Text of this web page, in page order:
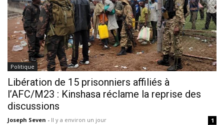
Politique
Libération de 15 prisonniers affiliés à
l’AFC/M23 : Kinshasa réclame la reprise des
discussions
Joseph Seven - Il y a environ un jour 1